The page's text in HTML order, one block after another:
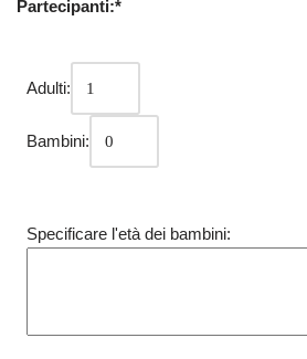
Partecipanti:*
Adulti:
Bambini:
Specificare l'età dei bambini: